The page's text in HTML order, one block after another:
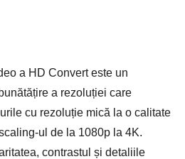
a HD Convert este un
a rezoluției care
cu rezoluție mică la o calitate
ul de la 1080p la 4K.
contrastul și detaliile